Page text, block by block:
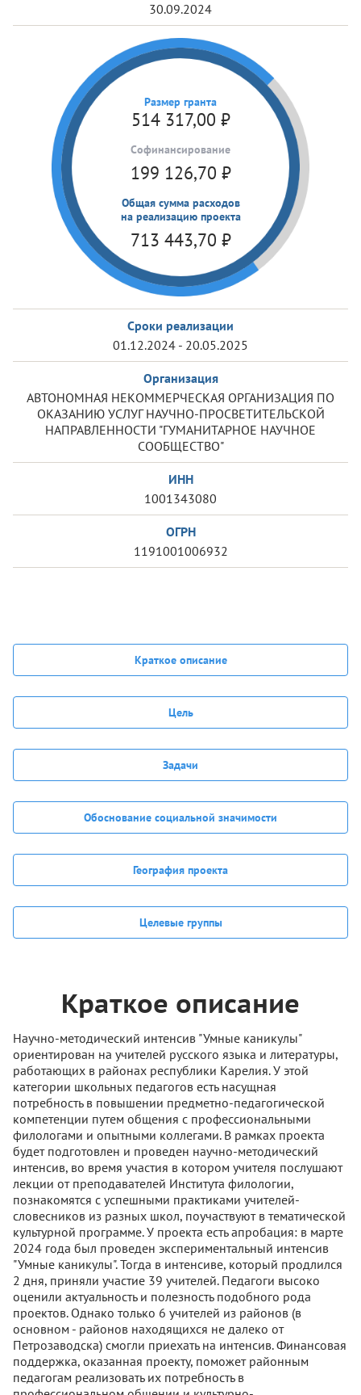
30.09.2024
Размер гранта
514 317,00 ₽
Cофинансирование
199 126,70 ₽
Общая сумма расходов
на реализацию проекта
713 443,70 ₽
Сроки реализации
01.12.2024 - 20.05.2025
Организация
АВТОНОМНАЯ НЕКОММЕРЧЕСКАЯ ОРГАНИЗАЦИЯ ПО
ОКАЗАНИЮ УСЛУГ НАУЧНО-ПРОСВЕТИТЕЛЬСКОЙ
НАПРАВЛЕННОСТИ "ГУМАНИТАРНОЕ НАУЧНОЕ
СООБЩЕСТВО"
ИНН
1001343080
ОГРН
1191001006932
Краткое описание
Цель
Задачи
Обоснование социальной значимости
География проекта
Целевые группы
Краткое описание
Научно-методический интенсив "Умные каникулы"
ориентирован на учителей русского языка и литературы,
работающих в районах республики Карелия. У этой
категории школьных педагогов есть насущная
потребность в повышении предметно-педагогической
компетенции путем общения с профессиональными
филологами и опытными коллегами. В рамках проекта
будет подготовлен и проведен научно-методический
интенсив, во время участия в котором учителя послушают
лекции от преподавателей Института филологии,
познакомятся с успешными практиками учителей-
словесников из разных школ, поучаствуют в тематической
культурной программе. У проекта есть апробация: в марте
2024 года был проведен экспериментальный интенсив
"Умные каникулы". Тогда в интенсиве, который продлился
2 дня, приняли участие 39 учителей. Педагоги высоко
оценили актуальность и полезность подобного рода
проектов. Однако только 6 учителей из районов (в
основном - районов находящихся не далеко от
Петрозаводска) смогли приехать на интенсив. Финансовая
поддержка, оказанная проекту, поможет районным
педагогам реализовать их потребность в